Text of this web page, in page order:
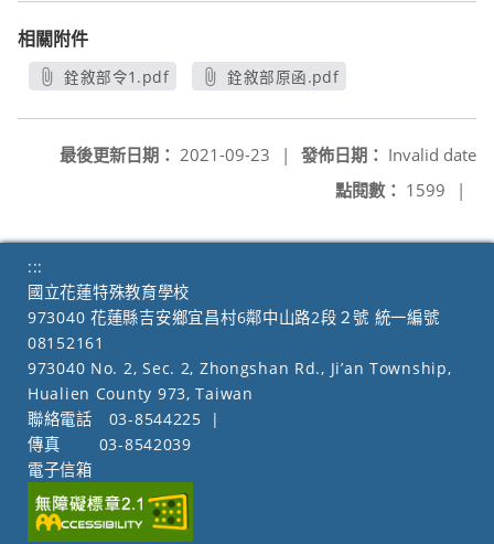
相關附件
銓敘部令1.pdf
銓敘部原函.pdf
發佈日期： Invalid date
最後更新日期： 2021-09-23
|
點閱數： 1599 |
:::
國立花蓮特殊教育學校
973040 花蓮縣吉安鄉宜昌村6鄰中山路2段２號 統一編號
08152161
973040 No. 2, Sec. 2, Zhongshan Rd., Ji’an Township,
Hualien County 973, Taiwan
聯絡電話
03-8544225
|
傳真
03-8542039
電子信箱